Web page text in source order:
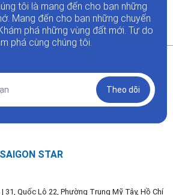
nhận tư vấn
tôi là mang đến cho bạn những
Mang đến cho bạn những chuyến
phá những vùng đất mới. Tự do
phá cùng chúng tôi.
Theo dõi
STAR
31, Quốc Lộ 22, Phường Trung Mỹ Tây, Hồ Chí